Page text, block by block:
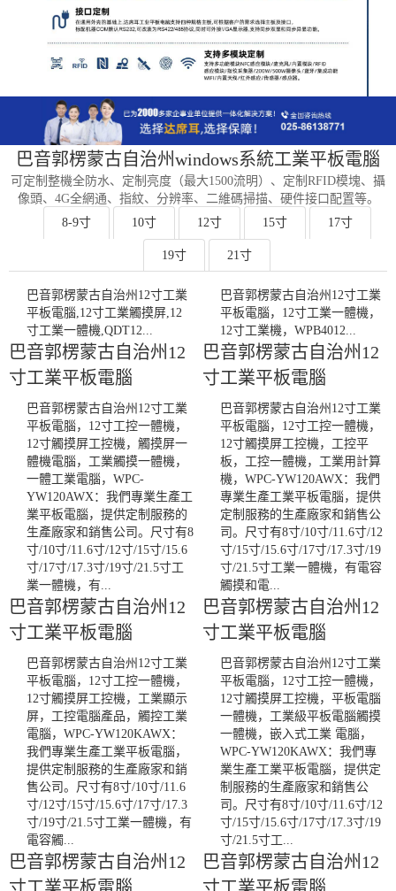
巴音郭楞蒙古自治州windows系統工業平板電腦
可定制整機全防水、定制亮度（最大1500流明）、定制RFID模塊、攝
像頭、4G全網通、指紋、分辨率、二維碼掃描、硬件接口配置等。
8-9寸
10寸 12寸 15寸 17寸
19寸 21寸
巴音郭楞蒙古自治州12寸工業
平板電腦,12寸工業觸摸屏,12
寸工業一體機,QDT12...
巴音郭楞蒙古自治州12
寸工業平板電腦
巴音郭楞蒙古自治州12寸工業
平板電腦，12寸工業一體機，
12寸工業機，WPB4012...
巴音郭楞蒙古自治州12
寸工業平板電腦
巴音郭楞蒙古自治州12寸工業
平板電腦，12寸工控一體機，
12寸觸摸屏工控機，觸摸屏一
體機電腦，工業觸摸一體機，
一體工業電腦，WPC-
YW120AWX：我們專業生產工
業平板電腦，提供定制服務的
生產廠家和銷售公司。尺寸有8
寸/10寸/11.6寸/12寸/15寸/15.6
寸/17寸/17.3寸/19寸/21.5寸工
業一體機，有...
巴音郭楞蒙古自治州12
寸工業平板電腦
巴音郭楞蒙古自治州12寸工業
平板電腦，12寸工控一體機，
12寸觸摸屏工控機，工控平
板，工控一體機，工業用計算
機，WPC-YW120AWX：我們
專業生產工業平板電腦，提供
定制服務的生產廠家和銷售公
司。尺寸有8寸/10寸/11.6寸/12
寸/15寸/15.6寸/17寸/17.3寸/19
寸/21.5寸工業一體機，有電容
觸摸和電...
巴音郭楞蒙古自治州12
寸工業平板電腦
巴音郭楞蒙古自治州12寸工業
平板電腦，12寸工控一體機，
12寸觸摸屏工控機，工業顯示
屏，工控電腦產品，觸控工業
電腦，WPC-YW120KAWX：
我們專業生產工業平板電腦，
提供定制服務的生產廠家和銷
售公司。尺寸有8寸/10寸/11.6
寸/12寸/15寸/15.6寸/17寸/17.3
寸/19寸/21.5寸工業一體機，有
電容觸...
巴音郭楞蒙古自治州12
巴音郭楞蒙古自治州12寸工業
平板電腦，12寸工控一體機，
12寸觸摸屏工控機，平板電腦
一體機，工業級平板電腦觸摸
一體機，嵌入式工業 電腦，
WPC-YW120KAWX：我們專
業生產工業平板電腦，提供定
制服務的生產廠家和銷售公
司。尺寸有8寸/10寸/11.6寸/12
寸/15寸/15.6寸/17寸/17.3寸/19
寸/21.5寸工...
巴音郭楞蒙古自治州12